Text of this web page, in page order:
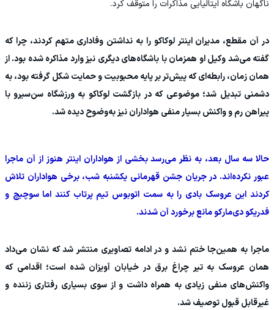
ناگهان باشگاه ایتالیایی مذاکرات را متوقف کرد.
در آن مقطع، مدیران اینتر لوکاکو را به نداشتن وفاداری متهم کردند، چرا که
گفته می‌شد وکیل او همزمان با باشگاه‌های دیگری نیز وارد مذاکره شده بود. از
همان زمان، رابطه‌ای که پیش‌تر بر پایه محبوبیت و حمایت شکل گرفته بود، به
دشمنی تبدیل شد؛ موضوعی که در بازگشت لوکاکو به ورزشگاه سن‌سیرو با
پیراهن رم و واکنش بسیار منفی هواداران نیز به‌وضوح دیده شد.
حالا سه سال بعد، به نظر می‌رسد بخشی از هواداران اینتر هنوز از آن ماجرا
عبور نکرده‌اند. در جریان جشن قهرمانی یکشنبه شب، برخی هواداران تلاش
کردند این عروسک بادی را به سمت اتوبوس تیم پرتاب کنند اما سوچیچ و
فدریکو دی‌مارکو مانع برخورد آن شدند.
ماجرا به همین‌جا ختم نشد و در ادامه تصاویری منتشر شد که نشان می‌داد
همان عروسک به تیر چراغ برق در خیابان آویزان شده است؛ اقدامی که
واکنش‌های منفی زیادی به همراه داشت و از سوی بسیاری رفتاری زننده و
غیرقابل قبول توصیف شد.